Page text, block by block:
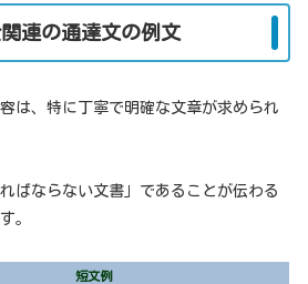
連の通達文の例文
は、特に丁寧で明確な文章が求められ
ばならない文書」であることが伝わる
。
短文例